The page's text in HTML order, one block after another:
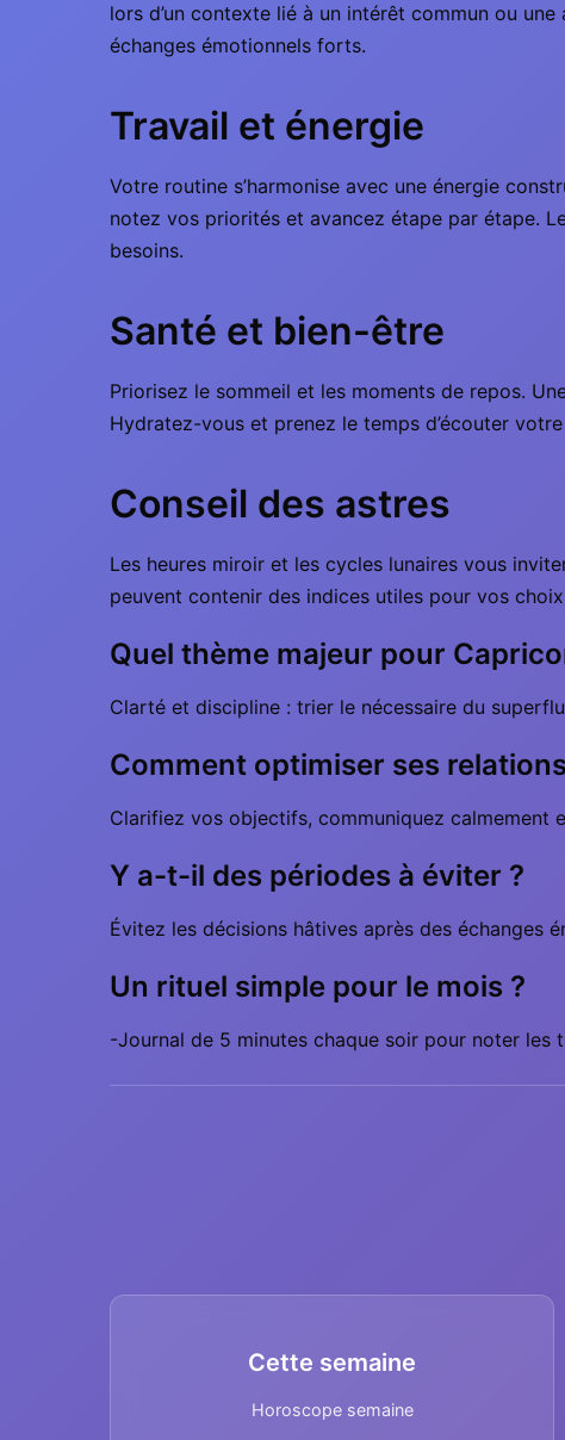
lors d’un contexte lié à un intérêt commun ou
échanges émotionnels forts.
Travail et énergie
Votre routine s’harmonise avec une énergie
notez vos priorités et avancez étape par étape.
besoins.
Santé et bien-être
Priorisez le sommeil et les moments de repos.
Hydratez-vous et prenez le temps d’écouter
Conseil des astres
Les heures miroir et les cycles lunaires vous
peuvent contenir des indices utiles pour vos
Quel thème majeur pour
Clarté et discipline : trier le nécessaire du
Comment optimiser ses
Clarifiez vos objectifs, communiquez calmement
Y a-t-il des périodes à éviter ?
Évitez les décisions hâtives après des échanges
Un rituel simple pour le mois ?
-Journal de 5 minutes chaque soir pour noter les
Cette semaine
Horoscope semaine